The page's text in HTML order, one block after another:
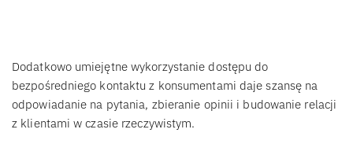
Dodatkowo umiejętne wykorzystanie dostępu do
bezpośredniego kontaktu z konsumentami daje szansę na
odpowiadanie na pytania, zbieranie opinii i budowanie relacji
z klientami w czasie rzeczywistym.